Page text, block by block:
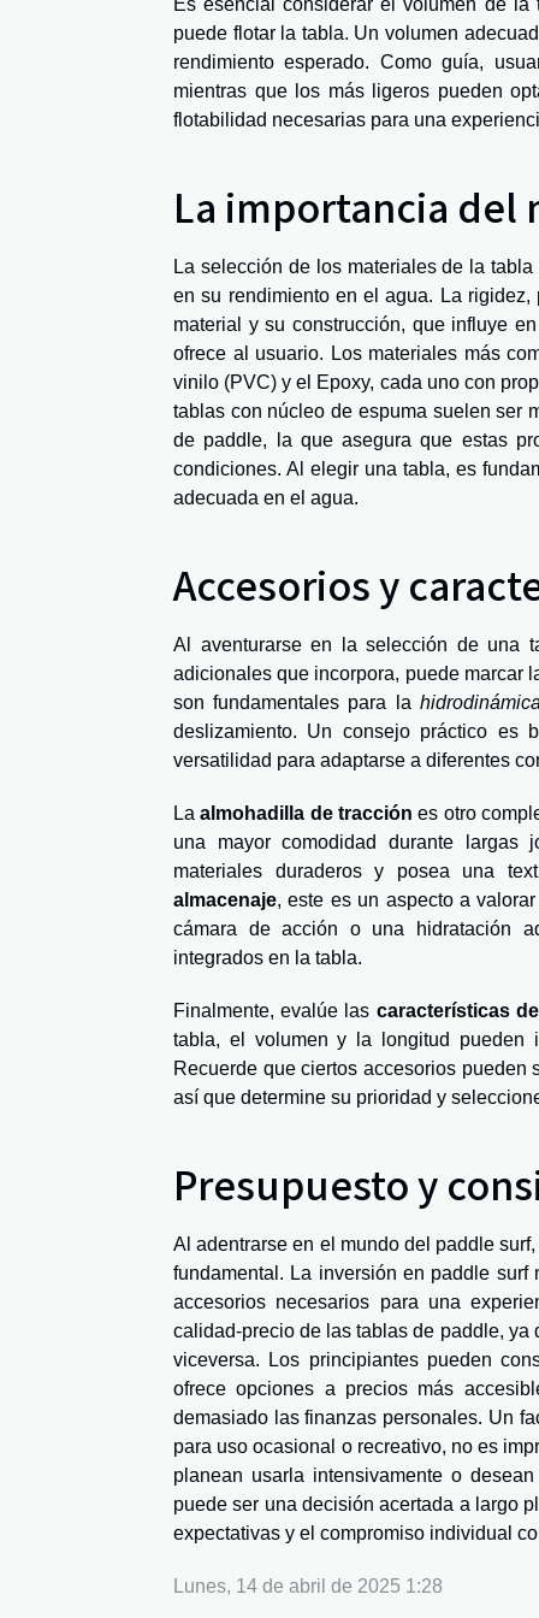
puede flotar la tabla. Un volumen
rendimiento esperado. Como guía,
mientras que los más ligeros pueden
flotabilidad necesarias para una
La importancia del
La selección de los materiales de la
en su rendimiento en el agua. La
material y su construcción, que influye
ofrece al usuario. Los materiales más
vinilo (PVC) y el Epoxy, cada uno con
tablas con núcleo de espuma suelen ser
de paddle, la que asegura que estas
condiciones. Al elegir una tabla, es
adecuada en el agua.
Accesorios y
Al aventurarse en la selección de una
adicionales que incorpora, puede marcar
son fundamentales para la
deslizamiento. Un consejo práctico es
versatilidad para adaptarse a diferentes
Laalmohadilla de tracción es otro
una mayor comodidad durante largas
materiales duraderos y posea una
almacenaje, este es un aspecto a
cámara de acción o una hidratación
integrados en la tabla.
Finalmente, evalúe las características
tabla, el volumen y la longitud pueden
Recuerde que ciertos accesorios
así que determine su prioridad y
Presupuesto y
Al adentrarse en el mundo del paddle
fundamental. La inversión en paddle
accesorios necesarios para una
calidad-precio de las tablas de paddle, ya
viceversa. Los principiantes pueden
ofrece opciones a precios más
demasiado las finanzas personales. Un
para uso ocasional o recreativo, no es
planean usarla intensivamente o
puede ser una decisión acertada a largo
expectativas y el compromiso individual
Lunes, 14 de abril de 2025 1:28